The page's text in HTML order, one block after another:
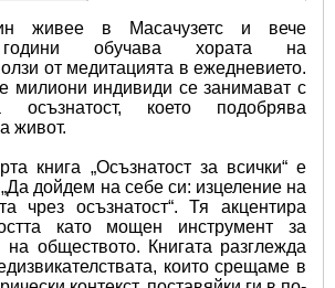
живее в Масачузетс и вече
години обучава хората на
от медитацията в ежедневието.
милиони индивиди се занимават с
осъзнатост, което подобрява
живот.
книга „Осъзнатост за всички“ е
„Да дойдем на себе си: изцеление на
чрез осъзнатост“. Тя акцентира
като мощен инструмент за
обществото. Книгата разглежда
които срещаме в